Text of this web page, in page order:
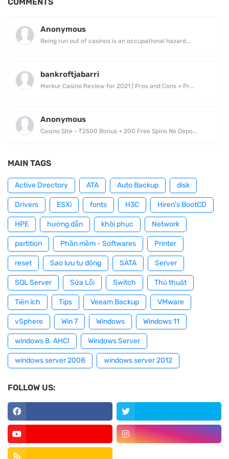
Anonymous
Being run out of casinos is an occupational hazard...
bankroftjabarri
Merkur Casino Review for 2021 | Pros and Cons + Pr...
Anonymous
Casino Site - ₹2500 Bonus + 200 Free Spins No Depo...
MAIN TAGS
Active Directory ATA Auto Backup disk
Drivers ESXi fonts H3C Hiren’s BootCD
HPE hướng dẫn khôi phục Network
partition Phần mềm - Softwares Printer
reset Sao lưu tự động SATA Server
SQL Server Sửa Lỗi Switch Thủ thuật
Tiện ích Tips Veeam Backup VMware
vSphere Win 7 Windows Windows 11
windows 8. AHCI Windows Server
windows server 2008 windows server 2012
FOLLOW US: